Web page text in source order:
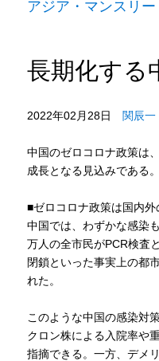
アジア・マンスリ
長期化する
2022年02月28日 関辰一
中国のゼロコロナ政策は
成長となる見込みである
■ゼロコロナ政策は国内
中国では、わずかな感染
万人の全市民がPCR検査
閉鎖といった事実上の都
れた。
このような中国の感染対
クロン株による入院率や
指摘できる。一方、デメ